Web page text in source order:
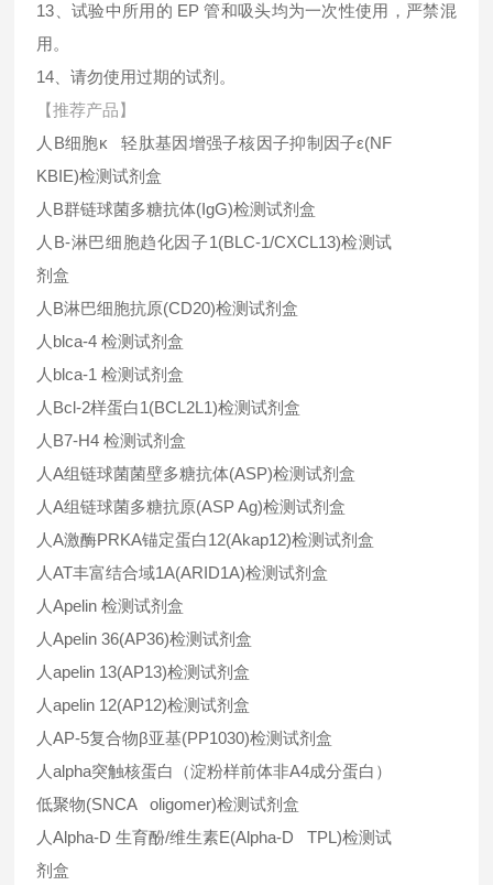
13、试验中所用的 EP 管和吸头均为一次性使用，严禁混
用。
14、请勿使用过期的试剂。
【推荐产品】
人B细胞κ 轻肽基因增强子核因子抑制因子ε(NF
KBIE)检测试剂盒
人B群链球菌多糖抗体(IgG)检测试剂盒
人B-淋巴细胞趋化因子1(BLC-1/CXCL13)检测试
剂盒
人B淋巴细胞抗原(CD20)检测试剂盒
人blca-4 检测试剂盒
人blca-1 检测试剂盒
人Bcl-2样蛋白1(BCL2L1)检测试剂盒
人B7-H4 检测试剂盒
人A组链球菌菌壁多糖抗体(ASP)检测试剂盒
人A组链球菌多糖抗原(ASP Ag)检测试剂盒
人A激酶PRKA锚定蛋白12(Akap12)检测试剂盒
人AT丰富结合域1A(ARID1A)检测试剂盒
人Apelin 检测试剂盒
人Apelin 36(AP36)检测试剂盒
人apelin 13(AP13)检测试剂盒
人apelin 12(AP12)检测试剂盒
人AP-5复合物β亚基(PP1030)检测试剂盒
人alpha突触核蛋白（淀粉样前体非A4成分蛋白）
低聚物(SNCA oligomer)检测试剂盒
人Alpha-D 生育酚/维生素E(Alpha-D TPL)检测试
剂盒